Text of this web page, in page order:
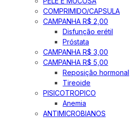
COMPRIMIDO/CAPSULA
CAMPANHA R$ 2,00
Disfunção erétil
Próstata
CAMPANHA R$ 3,00
CAMPANHA R$ 5,00
Reposição hormonal
Tireoide
PISICOTROPICO
Anemia
ANTIMICROBIANOS